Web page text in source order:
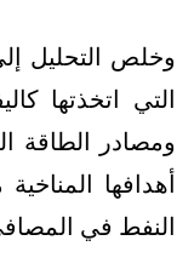
وخلص التحليل
التي اتخذتها
ومصادر الطاقة
أهدافها
النفط في